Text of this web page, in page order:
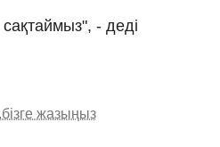
- деді
бізге жазыңыз